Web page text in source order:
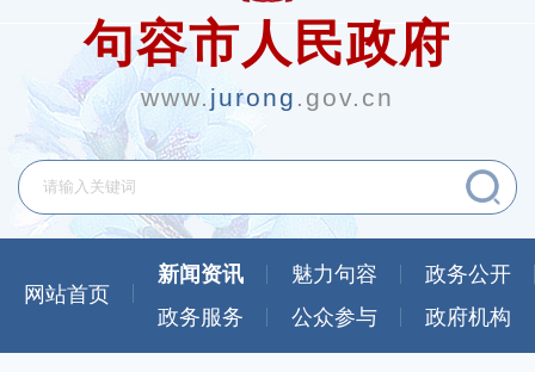
句容市人民政府
www.jurong .gov.cn
网站首页
新闻资讯 魅力句容
政务公开
政务服务
公众参与 政府机构